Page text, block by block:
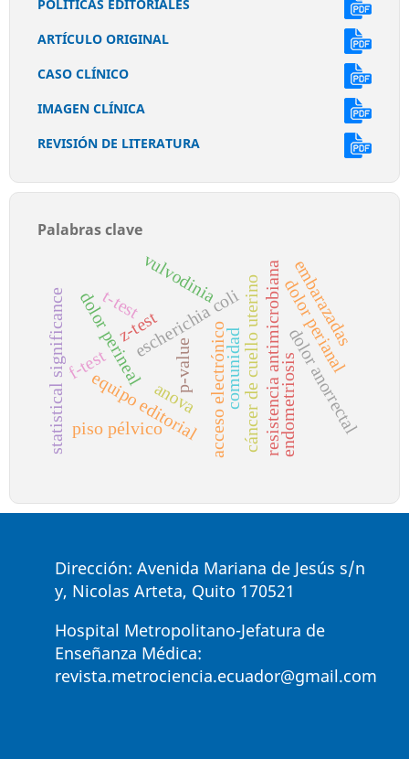
POLÍTICAS EDITORIALES
ARTÍCULO ORIGINAL
CASO CLÍNICO
IMAGEN CLÍNICA
REVISIÓN DE LITERATURA
Palabras clave
equipo editorial acceso electrónicocomunidad
escherichia coli resistencia antimicrobiana
dolor perineal
vulvodinia dolor perianal
piso pélvico dolor anorrectal
cáncer de cuello uterino
p-value
statistical significance z-test
t-test
anova
f-test endometriosis
embarazadas
Dirección: Avenida Mariana de Jesús s/n
y, Nicolas Arteta, Quito 170521
Hospital Metropolitano-Jefatura de
Enseñanza Médica:
revista.metrociencia.ecuador@gmail.com